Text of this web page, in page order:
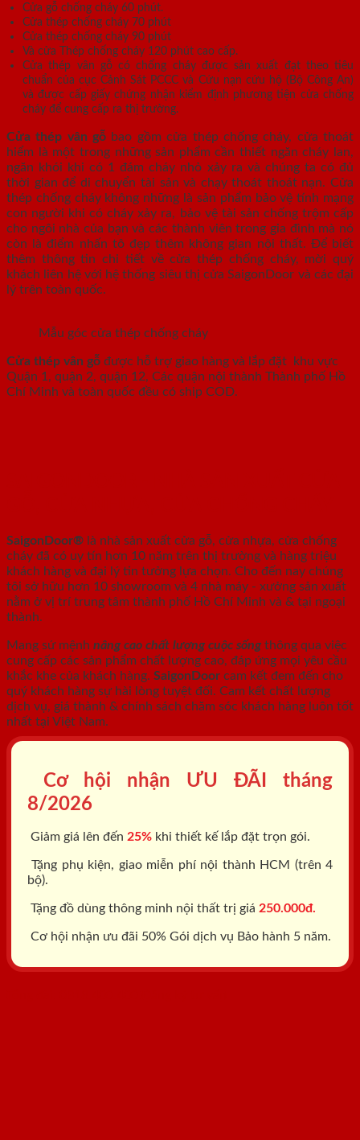
Cửa gỗ chống cháy 60 phút.
Cửa thép chống cháy 70 phút
Cửa thép chống cháy 90 phút
Và cửa Thép chống cháy 120 phút cao cấp.
Cửa thép vân gỗ có chống cháy được sản xuất đạt theo tiêu
chuẩn của cục Cảnh Sát PCCC và Cứu nạn cứu hộ (Bộ Công An)
và được cấp giấy chứng nhận kiểm định phương tiện cửa chống
cháy để cung cấp ra thị trường.
Cửa thép vân gỗ bao gồm cửa thép chống cháy, cửa thoát
hiểm là một trong những sản phẩm cần thiết ngăn cháy lan,
ngăn khói khi có 1 đám cháy nhỏ xảy ra và chúng ta có đủ
thời gian để di chuyển tài sản và chạy thoát thoát nạn. Cửa
thép chống cháy không những là sản phẩm bảo vệ tính mạng
con người khi có cháy xảy ra, bảo vệ tài sản chống trộm cấp
cho ngôi nhà của bạn và các thành viên trong gia đình mà nó
còn là điểm nhấn tô đẹp thêm không gian nội thất. Để biết
thêm thông tin chi tiết về cửa thép chống cháy, mời quý
khách liên hệ với hệ thống siêu thị cửa SaigonDoor và các đại
lý trên toàn quốc.
Mẫu góc cửa thép chống cháy
Cửa thép vân gỗ được hỗ trợ giao hàng và lắp đặt khu vực
Quận 1, quận 2, quận 12, Các quận nội thành Thành phố Hồ
Chí Minh và toàn quốc đều có ship COD.
SaigonDoor® là nhà sản xuất cửa gỗ, cửa nhựa, cửa chống
cháy đã có uy tín hơn 10 năm trên thị trường và hàng triệu
khách hàng và đại lý tin tưởng lựa chọn. Cho đến nay chúng
tôi sở hữu hơn 10 showroom và 4 nhà máy - xưởng sản xuất
nằm ở vị trí trung tâm thành phố Hồ Chí Minh và & tại ngoại
thành.
Mang sứ mệnh nâng cao chất lượng cuộc sống thông qua việc
cung cấp các sản phẩm chất lượng cao, đáp ứng mọi yêu cầu
khắc khe của khách hàng. SaigonDoor cam kết đem đến cho
quý khách hàng sự hài lòng tuyệt đối. Cam kết chất lượng
dịch vụ, giá thành & chính sách chăm sóc khách hàng luôn tốt
nhất tại Việt Nam.
Cơ hội nhận ƯU ĐÃI tháng
8/2026
Giảm giá lên đến 25% khi thiết kế lắp đặt trọn gói.
Tặng phụ kiện, giao miễn phí nội thành HCM (trên 4
bộ).
Tặng đồ dùng thông minh nội thất trị giá 250.000đ.
Cơ hội nhận ưu đãi 50% Gói dịch vụ Bảo hành 5 năm.